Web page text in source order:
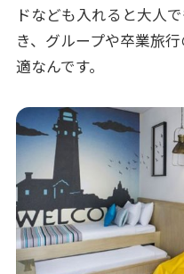
ドなども入れると大人
き、グループや卒業旅
適なんです。